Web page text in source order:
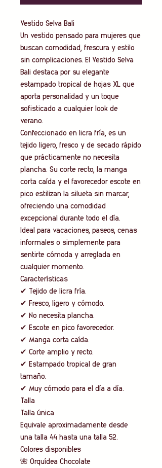
Vestido Selva Bali
Un vestido pensado para mujeres que
buscan comodidad, frescura y estilo
sin complicaciones. El Vestido Selva
Bali destaca por su elegante
estampado tropical de hojas XL que
aporta personalidad y un toque
sofisticado a cualquier look de
verano.
Confeccionado en licra fría, es un
tejido ligero, fresco y de secado rápido
que prácticamente no necesita
plancha. Su corte recto, la manga
corta caída y el favorecedor escote en
pico estilizan la silueta sin marcar,
ofreciendo una comodidad
excepcional durante todo el día.
Ideal para vacaciones, paseos, cenas
informales o simplemente para
sentirte cómoda y arreglada en
cualquier momento.
Características
✔ Tejido de licra fría.
✔ Fresco, ligero y cómodo.
✔ No necesita plancha.
✔ Escote en pico favorecedor.
✔ Manga corta caída.
✔ Corte amplio y recto.
✔ Estampado tropical de gran
tamaño.
✔ Muy cómodo para el día a día.
Talla
Talla única
Equivale aproximadamente desde
una talla 44 hasta una talla 52.
Colores disponibles
🌺 Orquídea Chocolate